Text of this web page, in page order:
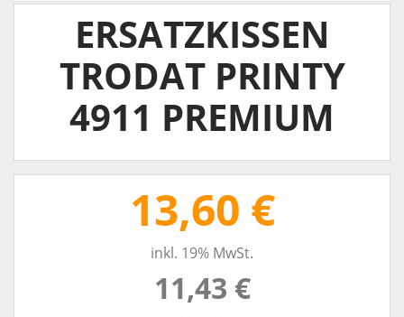
ERSATZKISSEN
TRODAT PRINTY
4911 PREMIUM
13,60 €
inkl. 19% MwSt.
11,43 €